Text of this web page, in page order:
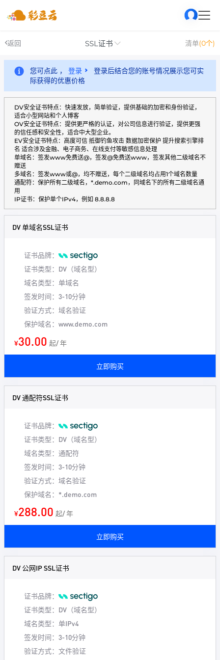
返回 SSL证书 清单(0个)
您可点此 ， 登录
登录后结合您的账号情况展示您可实
际获得的优惠价格
DV安全证书特点：快速发放，简单验证，提供基础的加密和身份验证，
适合小型网站和个人博客
OV安全证书特点：提供更严格的认证，对公司信息进行验证，提供更强
的信任感和安全性，适合中大型企业。
EV安全证书特点：高度可信 抵御钓鱼攻击 数据加密保护 提升搜索引擎排
名 适合涉及金融、电子商务、在线支付等敏感信息处理
单域名：签发www免费送@，签发@免费送www，签发其他二级域名不
赠送
多域名：签发www或@，均不赠送，每个二级域名均占用1个域名数量
通配符：保护所有二级域名，*.demo.com，同域名下的所有二级域名通
用
IP证书：保护单个IPv4，例如 8.8.8.8
DV 单域名SSL证书
证书品牌：
证书类型：DV（域名型）
域名类型：单域名
签发时间：3-10分钟
验证方式：域名验证
保护域名：www.demo.com
¥30.00 起/ 年
立即购买
DV 通配符SSL证书
证书品牌：
证书类型：DV（域名型）
域名类型：通配符
签发时间：3-10分钟
验证方式：域名验证
保护域名：*.demo.com
¥288.00 起/ 年
立即购买
DV 公网IP SSL证书
证书品牌：
证书类型：DV（域名型）
域名类型：单IPv4
签发时间：3-10分钟
验证方式：文件验证